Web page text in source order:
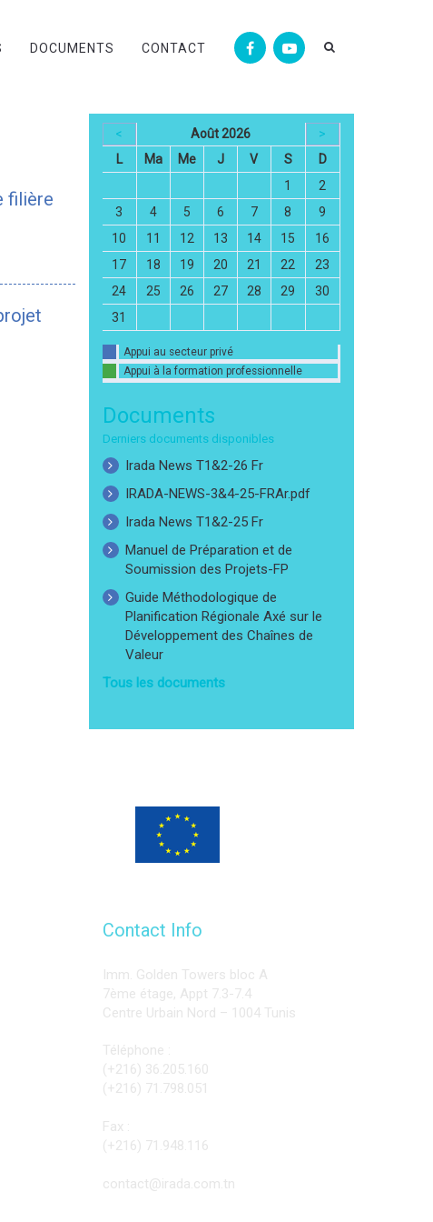
DOCUMENTS CONTACT
filière
< Août 2026
>
L
Ma Me J V S
D
1
2
3
4 5 6 7 8
9
10
11 12 13 14 15
16
17
18 19 20 21 22
23
24
25 26 27 28 29
30
31
Appui au secteur privé
Appui à la formation professionnelle
Documents
Derniers documents disponibles
Irada News T1&2-26 Fr
IRADA-NEWS-3&4-25-FRAr.pdf
Irada News T1&2-25 Fr
Manuel de Préparation et de
Soumission des Projets-FP
Guide Méthodologique de
Planification Régionale Axé sur le
Développement des Chaînes de
Valeur
Tous les documents
Contact Info
Imm. Golden Towers bloc A
7ème étage, Appt 7.3-7.4
Centre Urbain Nord – 1004 Tunis
Téléphone :
(+216) 36.205.160
(+216) 71.798.051
Fax :
(+216) 71.948.116
contact@irada.com.tn